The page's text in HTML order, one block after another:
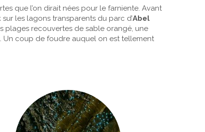
que l’on dirait nées pour le farniente. Avant
les lagons transparents du parc d’Abel
plages recouvertes de sable orangé, une
Un coup de foudre auquel on est tellement